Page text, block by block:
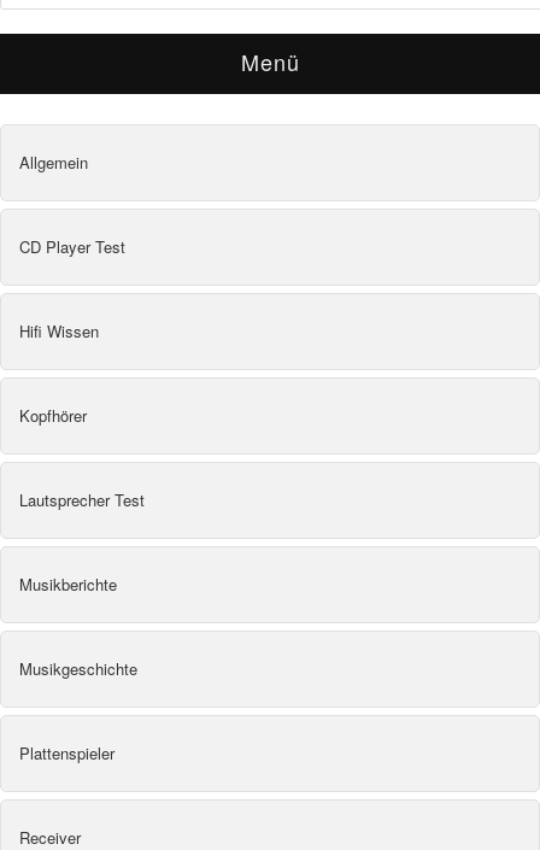
Menü
Allgemein
CD Player Test
Hifi Wissen
Kopfhörer
Lautsprecher Test
Musikberichte
Musikgeschichte
Plattenspieler
Receiver